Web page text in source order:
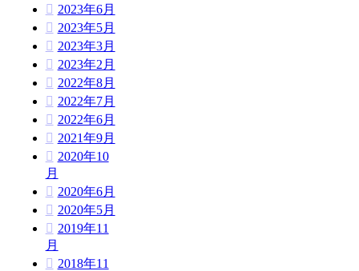
2023年6月
2023年5月
2023年3月
2023年2月
2022年8月
2022年7月
2022年6月
2021年9月
2020年10
月
2020年6月
2020年5月
2019年11
月
2018年11